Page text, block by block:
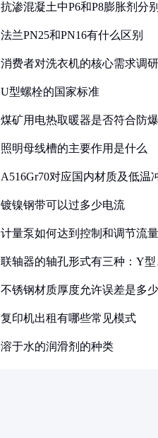
抗渗混凝土中P6和P8膨胀剂分
法兰PN25和PN16有什么区别
消费者对洗衣机的核心需求调
U型螺栓的国家标准
煤矿用电热取暖器是否符合防
照明母线槽的主要作用是什么
A516Gr70对应国内材质及低温
镀镍钢带可以过多少电流
计量泵如何达到控制和调节流
联轴器的轴孔形式有三种：Y型
不锈钢材质厚度允许误差是多少
复印机出租有哪些常见模式
溶于水的润滑剂的种类